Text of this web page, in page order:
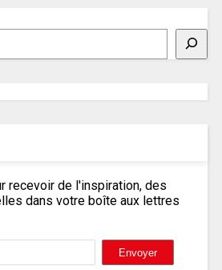
recevoir de l'inspiration, des
dans votre boîte aux lettres